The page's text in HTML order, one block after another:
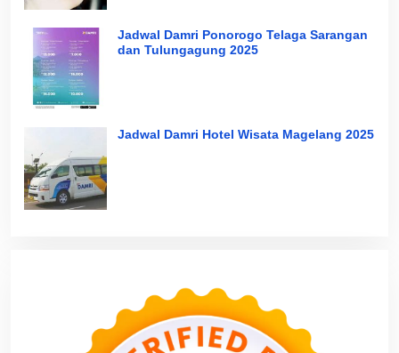
Jadwal Damri Ponorogo Telaga Sarangan
dan Tulungagung 2025
Jadwal Damri Hotel Wisata Magelang 2025